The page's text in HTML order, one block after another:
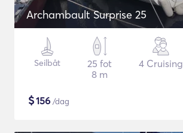
Archambault Surprise 25
Seilbåt
25 fot
8 m
4 Cruising
$156 /dag